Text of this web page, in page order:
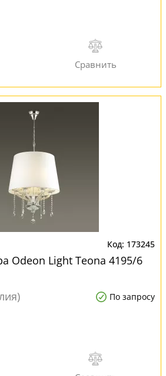
173245
Odeon Light Teona 4195/6
По запросу